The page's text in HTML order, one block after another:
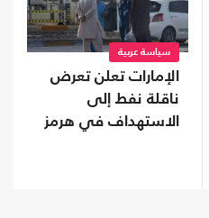
سياسة عربية
الإمارات تعلن تعرض
ناقلة نفط إلى
الاستهداف في هرمز